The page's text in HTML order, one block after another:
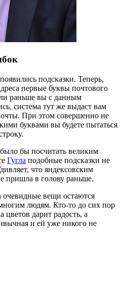
подсказки. Теперь,
первые буквы почтового
раньше вы с данным
система тут же выдаст вам
При этом совершенно не
буквами вы будете пытаться
бы посчитать великим
Гугла подобные подсказки не
что яндексовским
пришла в голову раньше.
очевидные вещи остаются
людям. Кто-то до сих пор
цветов дарит радость, а
и ей уже никого не